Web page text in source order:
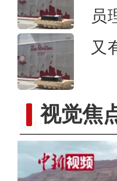
员
又
视觉焦